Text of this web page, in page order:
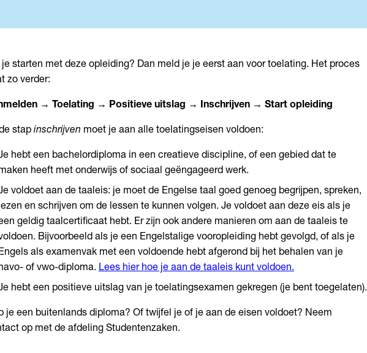
je starten met deze opleiding? Dan meld je je eerst aan voor toelating. Het proces
zo verder:
→ Toelating → Positieve uitslag → Inschrijven → Start opleiding
stap inschrijven moet je aan alle toelatingseisen voldoen:
hebt een bachelordiploma in een creatieve discipline, of een gebied dat te
heeft met onderwijs of sociaal geëngageerd werk.
voldoet aan de taaleis: je moet de Engelse taal goed genoeg begrijpen, spreken,
en schrijven om de lessen te kunnen volgen. Je voldoet aan deze eis als je
geldig taalcertificaat hebt. Er zijn ook andere manieren om aan de taaleis te
Bijvoorbeeld als je een Engelstalige vooropleiding hebt gevolgd, of als je
als examenvak met een voldoende hebt afgerond bij het behalen van je
of vwo-diploma. Lees hier hoe je aan de taaleis kunt voldoen.
hebt een positieve uitslag van je toelatingsexamen gekregen (je bent toegelaten).
je een buitenlands diploma? Of twijfel je of je aan de eisen voldoet? Neem
op met de afdeling Studentenzaken.